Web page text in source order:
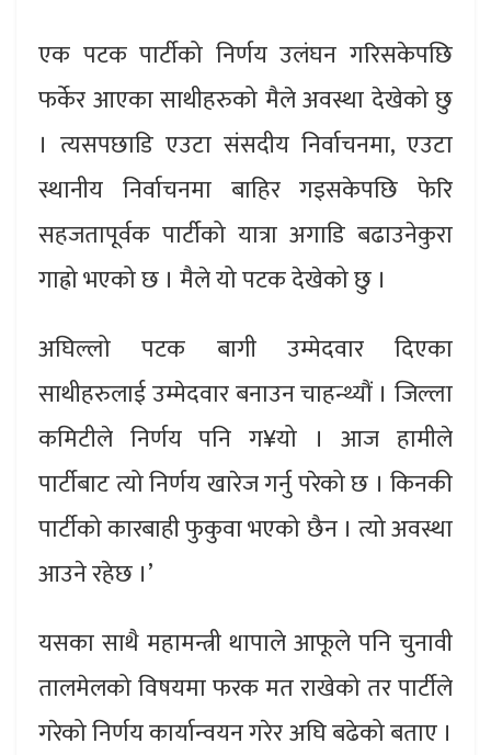
एक पटक पार्टीको निर्णय उलंघन गरिसकेपछि
फर्केर आएका साथीहरुको मैले अवस्था देखेको छु
। त्यसपछाडि एउटा संसदीय निर्वाचनमा, एउटा
स्थानीय निर्वाचनमा बाहिर गइसकेपछि फेरि
सहजतापूर्वक पार्टीको यात्रा अगाडि बढाउनेकुरा
गाह्रो भएको छ । मैले यो पटक देखेको छु ।
अघिल्लो पटक बागी उम्मेदवार दिएका
साथीहरुलाई उम्मेदवार बनाउन चाहन्थ्यौं । जिल्ला
कमिटीले निर्णय पनि ग¥यो । आज हामीले
पार्टीबाट त्यो निर्णय खारेज गर्नु परेको छ । किनकी
पार्टीको कारबाही फुकुवा भएको छैन । त्यो अवस्था
आउने रहेछ ।’
यसका साथै महामन्त्री थापाले आफूले पनि चुनावी
तालमेलको विषयमा फरक मत राखेको तर पार्टीले
गरेको निर्णय कार्यान्वयन गरेर अघि बढेको बताए ।